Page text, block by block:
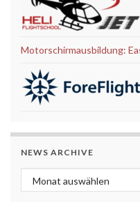
Motorschirmausbildung:
NEWS ARCHIVE
News Archive